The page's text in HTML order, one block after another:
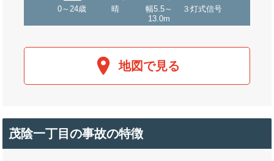
0～24歳 晴
幅5.5～
13.0m
３灯式信号
地図で見る
茂陰一丁目の事故の特徴